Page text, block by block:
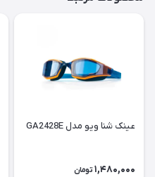
عینک شنا ویو مدل GA2428E
1,480,000 تومان